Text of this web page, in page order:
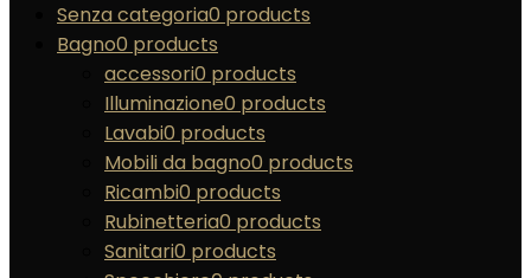
Senza categoria0 products
Bagno0 products
accessori0 products
Illuminazione0 products
Lavabi0 products
Mobili da bagno0 products
Ricambi0 products
Rubinetteria0 products
Sanitari0 products